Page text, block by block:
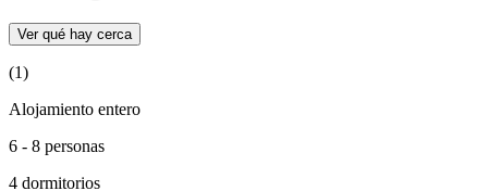
Ver qué hay cerca
(1)
Alojamiento entero
6 - 8 personas
4 dormitorios